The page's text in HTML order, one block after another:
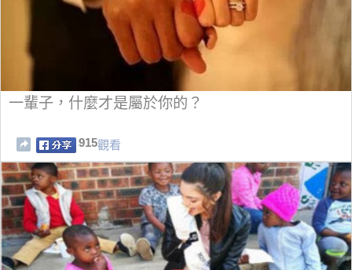
一輩子，什麼才是屬於你的？
915觀看